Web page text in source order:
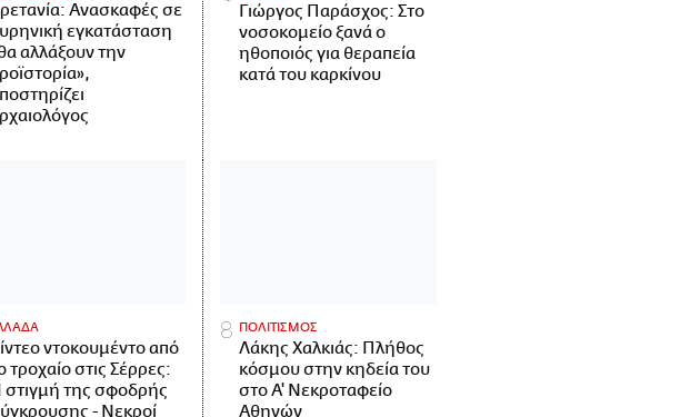
Ανασκαφές σε
εγκατάσταση
αλλάξουν την
Γιώργος Παράσχος: Στο
νοσοκομείο ξανά ο
ηθοποιός για θεραπεία
κατά του καρκίνου
ντοκουμέντο από
τροχαίο στις Σέρρες:
στιγμή της σφοδρής
- Νεκροί
ΠΟΛΙΤΙΣΜΟΣ
Λάκης Χαλκιάς: Πλήθος
κόσμου στην κηδεία του
στο Α' Νεκροταφείο
Αθηνών